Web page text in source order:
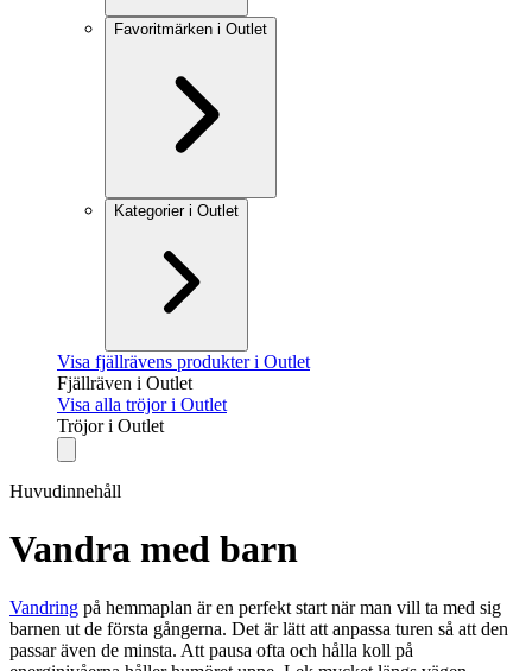
Favoritmärken i Outlet
Kategorier i Outlet
Visa fjällrävens produkter i Outlet
Fjällräven i Outlet
Visa alla tröjor i Outlet
Tröjor i Outlet
Huvudinnehåll
Vandra med barn
Vandring på hemmaplan är en perfekt start när man vill ta med sig
barnen ut de första gångerna. Det är lätt att anpassa turen så att den
passar även de minsta. Att pausa ofta och hålla koll på